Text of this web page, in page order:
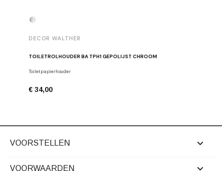
DECOR WALTHER
TOILETROLHOUDER BA TPH1 GEPOLIJST CHROOM
Toiletpapierhouder
€ 34,00
VOORSTELLEN 
VOORWAARDEN